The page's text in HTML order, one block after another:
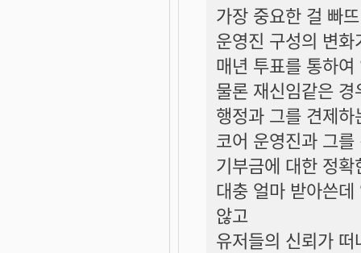
가장 중요한 걸 빠
운영진 구성의 변
매년 투표를 통하
물론 재신임같은
행정과 그를 견제
코어 운영진과 그
기부금에 대한 정
대충 얼마 받아쓴
않고
유저들의 신뢰가